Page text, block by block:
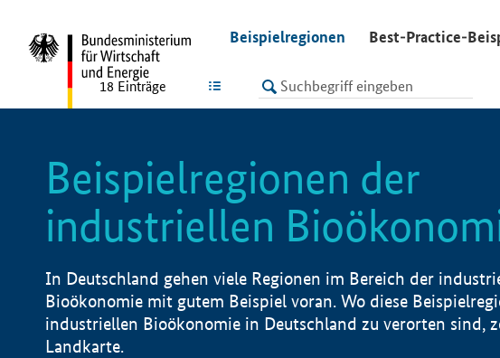
Beispielregionen Best-Practice-
LISTE
18 Einträge
Beispielregionen der
industriellen
In Deutschland gehen viele Regionen im Bereich der
Bioökonomie mit gutem Beispiel voran. Wo diese
industriellen Bioökonomie in Deutschland zu verorten sind,
Landkarte.